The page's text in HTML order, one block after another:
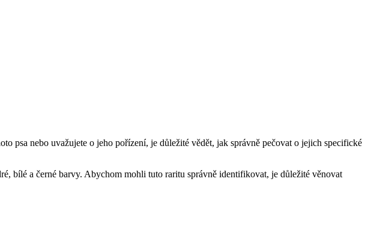
psa nebo uvažujete o jeho pořízení, je důležité vědět, jak správně pečovat o jejich specifické
bílé a černé barvy. Abychom mohli tuto raritu správně identifikovat, je důležité věnovat